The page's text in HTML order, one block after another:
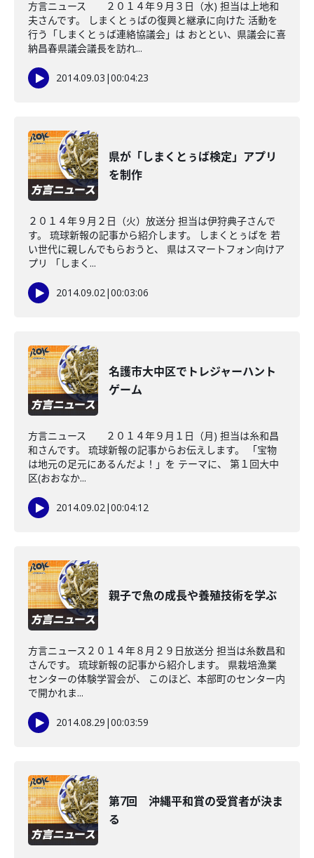
方言ニュース ２０１４年９月３日（水) 担当は上地和
夫さんです。 しまくとぅばの復興と継承に向けた 活動を
行う「しまくとぅば連絡協議会」は おととい、県議会に喜
納昌春県議会議長を訪れ...
2014.09.03 |00:04:23
県が「しまくとぅば検定」アプリ
を制作
２０１４年９月２日（火）放送分 担当は伊狩典子さんで
す。 琉球新報の記事から紹介します。 しまくとぅばを 若
い世代に親しんでもらおうと、 県はスマートフォン向けア
プリ 「しまく...
2014.09.02|00:03:06
名護市大中区でトレジャーハント
ゲーム
方言ニュース ２０１４年９月１日（月) 担当は糸和昌
和さんです。 琉球新報の記事からお伝えします。 「宝物
は地元の足元にあるんだよ！」を テーマに、 第１回大中
区(おおなか...
2014.09.02|00:04:12
親子で魚の成長や養殖技術を学ぶ
方言ニュース２０１４年８月２９日放送分 担当は糸数昌和
さんです。 琉球新報の記事から紹介します。 県栽培漁業
センターの体験学習会が、 このほど、本部町のセンター内
で開かれま...
2014.08.29 |00:03:59
第7回 沖縄平和賞の受賞者が決ま
る